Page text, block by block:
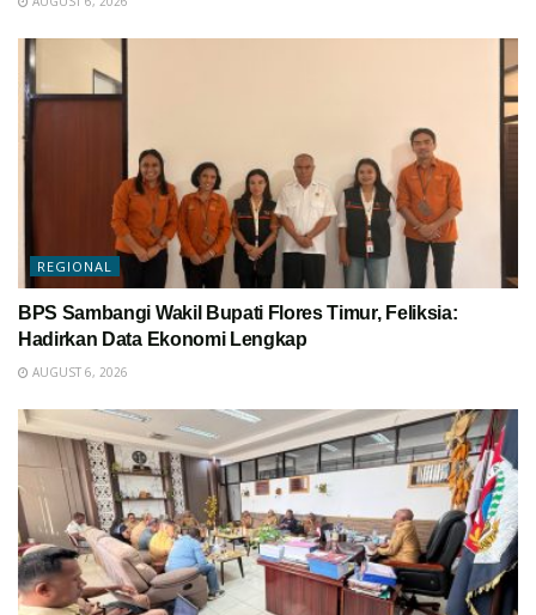
REGIONAL
BPS Sambangi Wakil Bupati Flores Timur, Feliksia:
Hadirkan Data Ekonomi Lengkap
AUGUST 6, 2026